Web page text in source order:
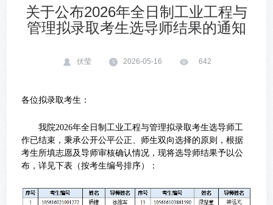
关于公布2026年全日制工业工程与
管理拟录取考生选导师结果的通知
伏莹 2026-05-16 642
各位拟录取考生：
我院2026年全日制工业工程与管理拟录取考生选导师工
作已结束，秉承公开公平公正、师生双向选择的原则，根据
考生所填志愿及导师审核确认情况，现将选导师结果予以公
布，详见下表（按考生编号排序）：